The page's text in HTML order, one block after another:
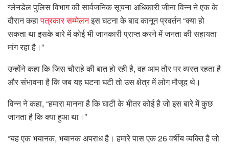
ग्लेनडेल पुलिस विभाग की सार्वजनिक सूचना अधिकारी जीना विन्न ने एक के
दौरान कहापत्रकार सम्मेलनइस घटना के बाद कानून प्रवर्तन “क्या हो
सकता था इसके बारे में कोई भी जानकारी प्राप्त करने में जनता की सहायता
मांग रहा है।”
उन्होंने कहा कि जिस चौराहे की बात हो रही है, वह आम तौर पर व्यस्त रहता है
और संभावना है कि जब यह घटना घटी तो उस क्षेत्र में लोग मौजूद थे।
विन्न ने कहा, “हमारा मानना ​​है कि घाटी के भीतर कोई है जो इस बारे में कुछ
जानता है कि क्या हुआ था।”
“यह एक भयानक, भयानक अपराध है। हमारे पास एक 26 वर्षीय व्यक्ति है जो